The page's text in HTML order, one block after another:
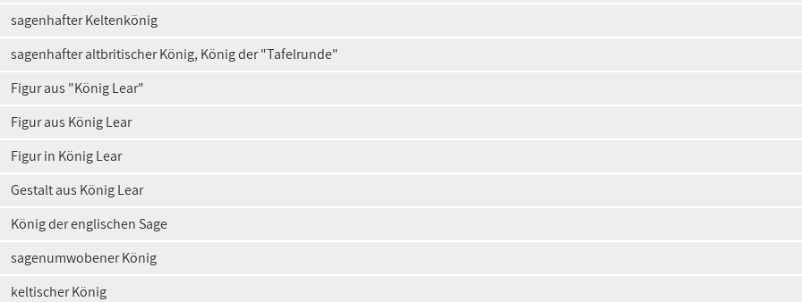
sagenhafter Keltenkönig
sagenhafter altbritischer König, König der "Tafelrunde"
Figur aus "König Lear"
Figur aus König Lear
Figur in König Lear
Gestalt aus König Lear
König der englischen Sage
sagenumwobener König
keltischer König